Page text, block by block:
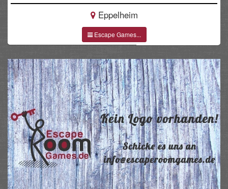
Eppelheim
Escape Games...